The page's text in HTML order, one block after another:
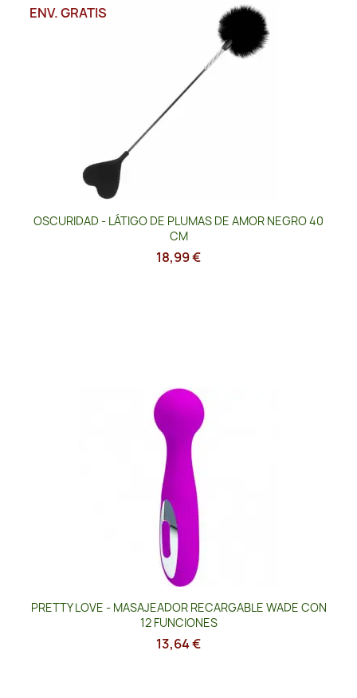
OSCURIDAD - LÁTIGO DE PLUMAS DE AMOR NEGRO 40
CM
18,99 €
ENV. GRATIS
PRETTY LOVE - MASAJEADOR RECARGABLE WADE CON
12 FUNCIONES
13,64 €